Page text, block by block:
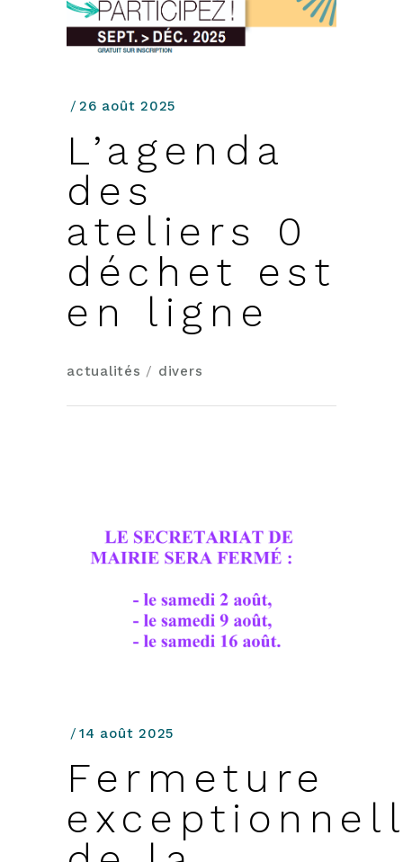
26 août 2025
L’agenda
des
ateliers 0
déchet est
en ligne
actualités / divers
14 août 2025
Fermeture